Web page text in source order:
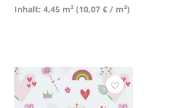
Inhalt: 4,45 m² (10,07 € / m²)